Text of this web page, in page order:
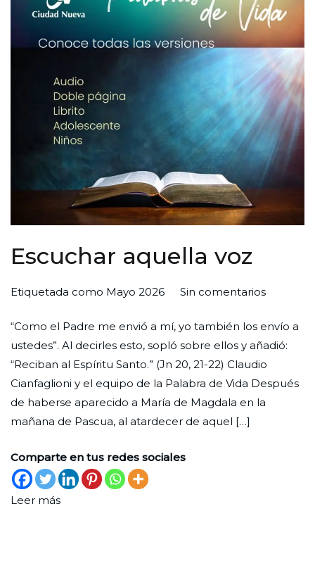
Escuchar aquella voz
Por
Ciudad
Nueva
Publicada
30
de
abril
de
2026
Publicada
Palabra
de
Vida
Etiquetada como Mayo 2026 Sin comentariosen
aquella
voz
“Como el Padre me envió a mí, yo también los envío a
ustedes”. Al decirles esto, sopló sobre ellos y añadió:
“Reciban al Espíritu Santo.” (Jn 20, 21-22) Claudio
Cianfaglioni y el equipo de la Palabra de Vida Después
de haberse aparecido a María de Magdala en la
mañana de Pascua, al atardecer de aquel […]
Comparte en tus redes sociales
Leer más